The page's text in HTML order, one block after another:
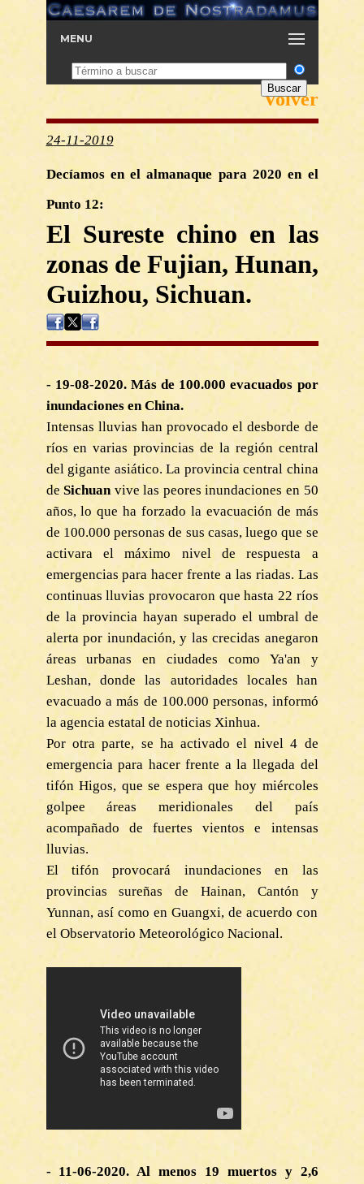
MENU
Volver
24-11-2019
Decíamos en el almanaque para 2020 en el
Punto 12:
El Sureste chino en las
zonas de Fujian, Hunan,
Guizhou, Sichuan.
- 19-08-2020. Más de 100.000 evacuados por
inundaciones en China.
Intensas lluvias han provocado el desborde de
ríos en varias provincias de la región central
del gigante asiático. La provincia central china
deSichuanvive las peores inundaciones en 50
años, lo que ha forzado la evacuación de más
de 100.000 personas de sus casas, luego que se
activara el máximo nivel de respuesta a
emergencias para hacer frente a las riadas. Las
continuas lluvias provocaron que hasta 22 ríos
de la provincia hayan superado el umbral de
alerta por inundación, y las crecidas anegaron
áreas urbanas en ciudades como Ya'an y
Leshan, donde las autoridades locales han
evacuado a más de 100.000 personas, informó
la agencia estatal de noticias Xinhua.
Por otra parte, se ha activado el nivel 4 de
emergencia para hacer frente a la llegada del
tifón Higos, que se espera que hoy miércoles
golpee áreas meridionales del país
acompañado de fuertes vientos e intensas
lluvias.
El tifón provocará inundaciones en las
provincias sureñas de Hainan, Cantón y
Yunnan, así como en Guangxi, de acuerdo con
el Observatorio Meteorológico Nacional.
- 11-06-2020. Al menos 19 muertos y 2,6